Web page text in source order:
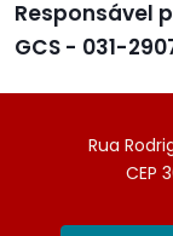
Responsável
GCS - 031-
Rua
CEP